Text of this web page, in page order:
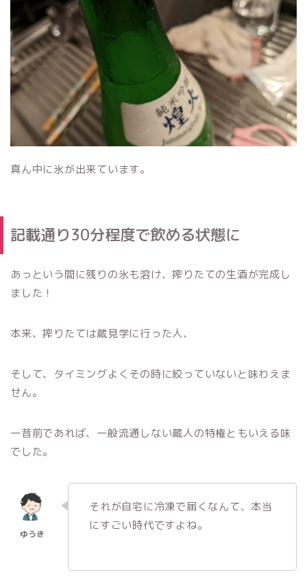
真ん中に氷が出来ています。
記載通り30分程度で飲める状態に
あっという間に残りの氷も溶け、搾りたての生酒が完成し
ました！
本来、搾りたては蔵見学に行った人、
そして、タイミングよくその時に絞っていないと味わえま
せん。
一昔前であれば、一般流通しない蔵人の特権ともいえる味
でした。
それが自宅に冷凍で届くなんて、本当
にすごい時代ですよね。